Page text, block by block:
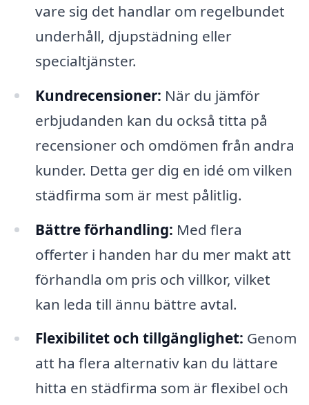
vare sig det handlar om regelbundet
underhåll, djupstädning eller
specialtjänster.
Kundrecensioner: När du jämför
erbjudanden kan du också titta på
recensioner och omdömen från andra
kunder. Detta ger dig en idé om vilken
städfirma som är mest pålitlig.
Bättre förhandling: Med flera
offerter i handen har du mer makt att
förhandla om pris och villkor, vilket
kan leda till ännu bättre avtal.
Flexibilitet och tillgänglighet: Genom
att ha flera alternativ kan du lättare
hitta en städfirma som är flexibel och